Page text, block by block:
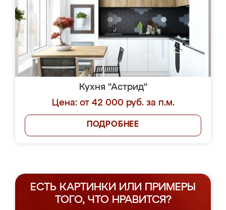
Кухня "Астрид"
Цена: от 42 000 руб. за п.м.
ПОДРОБНЕЕ
ЕСТЬ КАРТИНКИ ИЛИ ПРИМЕРЫ
ТОГО, ЧТО НРАВИТСЯ?